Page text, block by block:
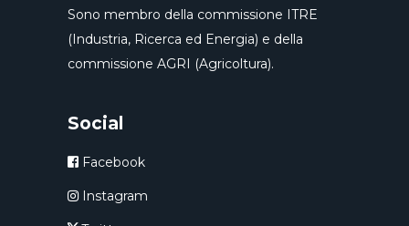
Sono membro della commissione ITRE
(Industria, Ricerca ed Energia) e della
commissione AGRI (Agricoltura).
Social
Facebook
Instagram